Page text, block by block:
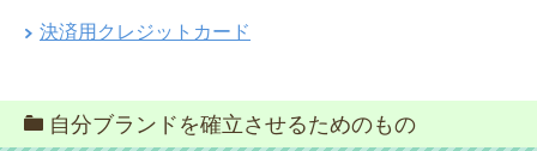
決済用クレジットカード
自分ブランドを確立させるためのもの